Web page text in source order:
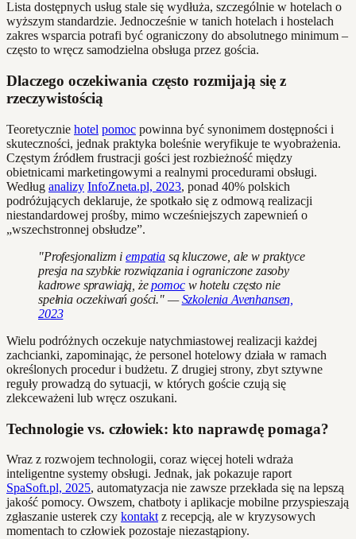
Lista dostępnych usług stale się wydłuża, szczególnie w hotelach o
wyższym standardzie. Jednocześnie w tanich hotelach i hostelach
zakres wsparcia potrafi być ograniczony do absolutnego minimum –
często to wręcz samodzielna obsługa przez gościa.
Dlaczego oczekiwania często rozmijają się z
rzeczywistością
Teoretycznie hotel pomoc powinna być synonimem dostępności i
skuteczności, jednak praktyka boleśnie weryfikuje te wyobrażenia.
Częstym źródłem frustracji gości jest rozbieżność między
obietnicami marketingowymi a realnymi procedurami obsługi.
Według analizy InfoZneta.pl, 2023, ponad 40% polskich
podróżujących deklaruje, że spotkało się z odmową realizacji
niestandardowej prośby, mimo wcześniejszych zapewnień o
„wszechstronnej obsłudze”.
"Profesjonalizm iempatia są kluczowe, ale w praktyce
presja na szybkie rozwiązania i ograniczone zasoby
kadrowe sprawiają, żepomocw hotelu często nie
spełnia oczekiwań gości." —Szkolenia Avenhansen,
2023
Wielu podróżnych oczekuje natychmiastowej realizacji każdej
zachcianki, zapominając, że personel hotelowy działa w ramach
określonych procedur i budżetu. Z drugiej strony, zbyt sztywne
reguły prowadzą do sytuacji, w których goście czują się
zlekceważeni lub wręcz oszukani.
Technologie vs. człowiek: kto naprawdę pomaga?
Wraz z rozwojem technologii, coraz więcej hoteli wdraża
inteligentne systemy obsługi. Jednak, jak pokazuje raport
SpaSoft.pl, 2025, automatyzacja nie zawsze przekłada się na lepszą
jakość pomocy. Owszem, chatboty i aplikacje mobilne przyspieszają
zgłaszanie usterek czy kontakt z recepcją, ale w kryzysowych
momentach to człowiek pozostaje niezastąpiony.